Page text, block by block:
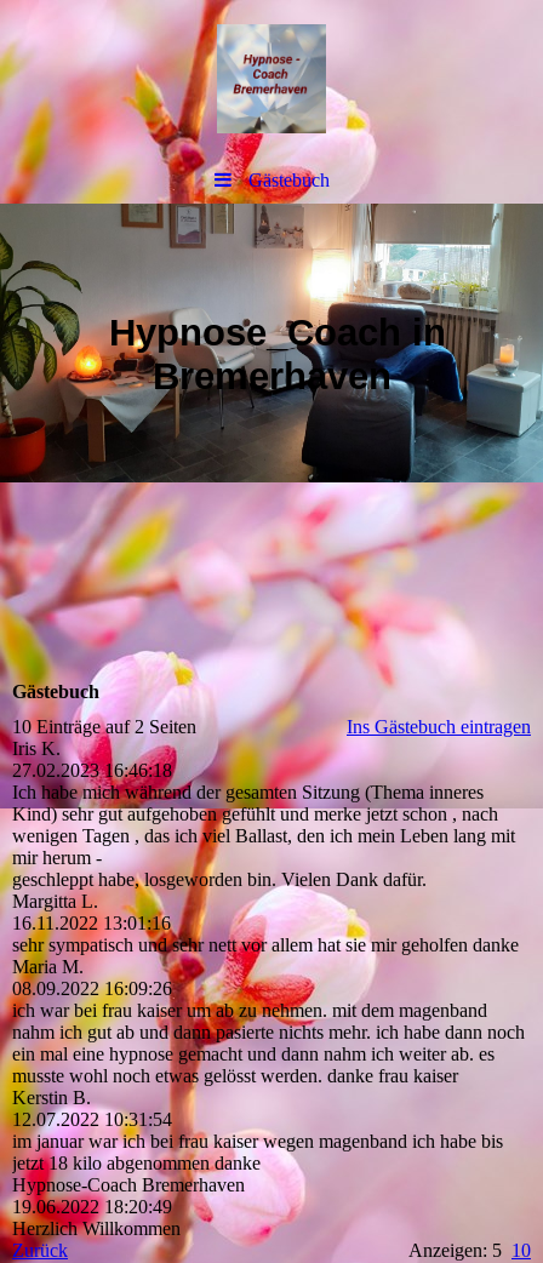
Gästebuch
Hypnose_Coach in
Bremerhaven
Gästebuch
10 Einträge auf 2 Seiten
Ins Gästebuch eintragen
Iris K.
27.02.2023 16:46:18
Ich habe mich während der gesamten Sitzung (Thema inneres
Kind) sehr gut aufgehoben gefühlt und merke jetzt schon , nach
wenigen Tagen , das ich viel Ballast, den ich mein Leben lang mit
mir herum -
geschleppt habe, losgeworden bin. Vielen Dank dafür.
Margitta L.
16.11.2022 13:01:16
sehr sympatisch und sehr nett vor allem hat sie mir geholfen danke
Maria M.
08.09.2022 16:09:26
ich war bei frau kaiser um ab zu nehmen. mit dem magenband
nahm ich gut ab und dann pasierte nichts mehr. ich habe dann noch
ein mal eine hypnose gemacht und dann nahm ich weiter ab. es
musste wohl noch etwas gelösst werden. danke frau kaiser
Kerstin B.
12.07.2022 10:31:54
im januar war ich bei frau kaiser wegen magenband ich habe bis
jetzt 18 kilo abgenommen danke
Hypnose-Coach Bremerhaven
19.06.2022 18:20:49
Herzlich Willkommen
Zurück
Anzeigen: 5 10